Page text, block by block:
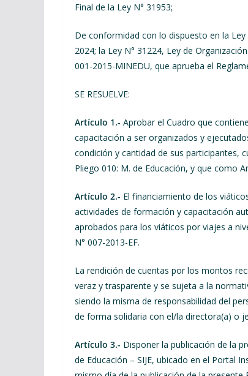
Final de la Ley N° 31953;
De conformidad con lo dispuesto en la
2024; la Ley N° 31224, Ley de
001-2015-MINEDU, que aprueba el
SE RESUELVE:
Artículo 1.- Aprobar el Cuadro que
capacitación a ser organizados y
condición y cantidad de sus participantes,
Pliego 010: M. de Educación, y que como
Artículo 2.- El financiamiento de los
actividades de formación y capacitación
aprobados para los viáticos por viajes a
N° 007-2013-EF.
La rendición de cuentas por los montos
veraz y trasparente y se sujeta a la
siendo la misma de responsabilidad del
de forma solidaria con el/la directora(a) o
Artículo 3.- Disponer la publicación de la
de Educación – SIJE, ubicado en el Portal